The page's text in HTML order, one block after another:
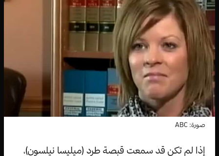
صورة: ABC
إذا لم تكن قد سمعت قبصة طرد (ميليسا نيلسون)،